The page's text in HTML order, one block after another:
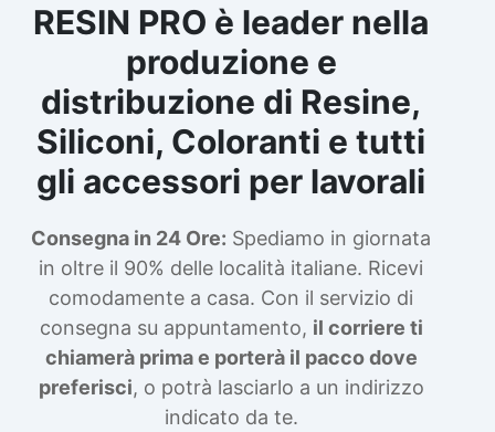
RESIN PRO è leader nella
produzione e
distribuzione di Resine,
Siliconi, Coloranti e tutti
gli accessori per lavorali
Consegna in 24 Ore: Spediamo in giornata
in oltre il 90% delle località italiane. Ricevi
comodamente a casa. Con il servizio di
consegna su appuntamento, il corriere ti
chiamerà prima e porterà il pacco dove
preferisci, o potrà lasciarlo a un indirizzo
indicato da te.